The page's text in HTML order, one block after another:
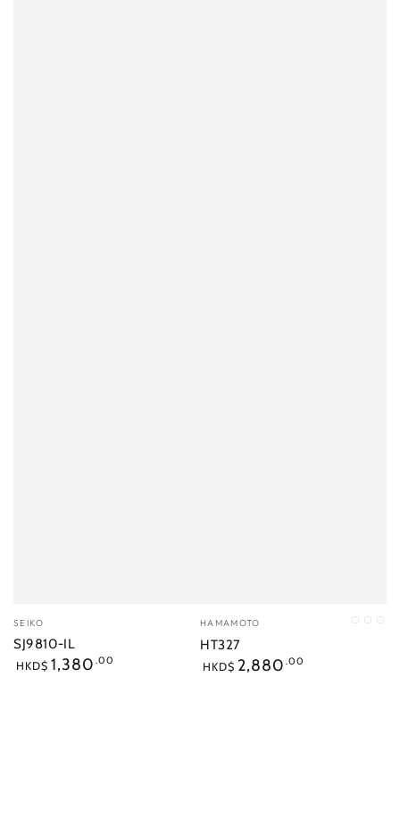
小
販：
SEIKO
SJ9810-IL
正
HKD$ 1,380 .00
小
販：
HAMAMOTO C1C3C4
HT327
正
HKD$ 2,880 .00